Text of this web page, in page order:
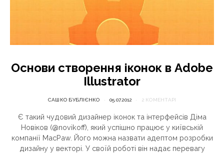
Основи створення іконок в Adobe
Illustrator
САШКО БУБЛІЄНКО 05.07.2012 2 КОМЕНТАРІ
Є такий чудовий дизайнер іконок та інтерфейсів Діма
Новіков (@novikoff), який успішно працює у київській
компанії MacPaw. Його можна назвати адептом розробки
дизайну у векторі. У своїй роботі він надає перевагу